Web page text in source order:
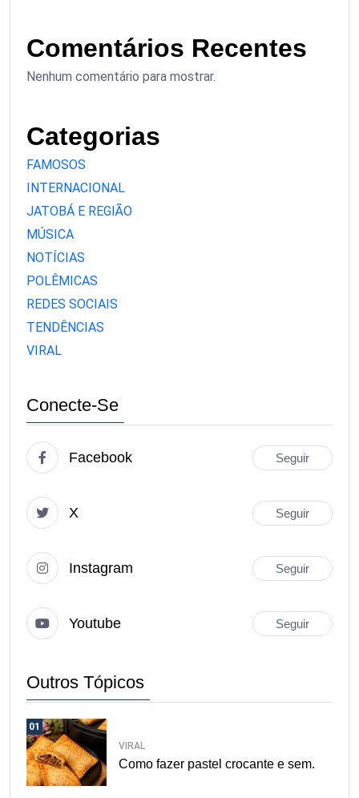
Comentários Recentes
Nenhum comentário para mostrar.
Categorias
FAMOSOS
INTERNACIONAL
JATOBÁ E REGIÃO
MÚSICA
NOTÍCIAS
POLÊMICAS
REDES SOCIAIS
TENDÊNCIAS
VIRAL
Conecte-Se
Facebook Seguir
X Seguir
Instagram Seguir
Youtube Seguir
Outros Tópicos
01
VIRAL
Como fazer pastel crocante e sem.